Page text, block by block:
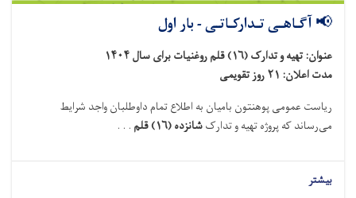
📢 آگـاهـی تـدارکـاتـی - بار اول
عنوان: تهیه و تدارک (۱۶) قلم روغنیات برای سال ۱۴۰۴
مدت اعلان: ۲۱ روز تقویمی
ریاست عمومی پوهنتون بامیان به اطلاع تمام داوطلبان واجد شرایط
می‌رساند که پروژه تهیه و تدارکشانزده (۱۶) قلم . . .
بیشتر